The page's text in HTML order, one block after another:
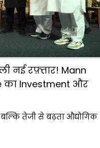
नई रफ़्तार! Mann
का Investment और
तेजी से बढ़ता औद्योगिक